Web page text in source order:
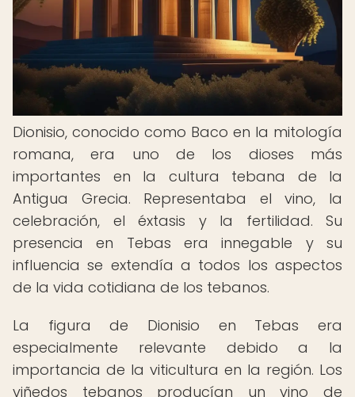
Dionisio, conocido como Baco en la mitología
romana, era uno de los dioses más
importantes en la cultura tebana de la
Antigua Grecia. Representaba el vino, la
celebración, el éxtasis y la fertilidad. Su
presencia en Tebas era innegable y su
influencia se extendía a todos los aspectos
de la vida cotidiana de los tebanos.
La figura de Dionisio en Tebas era
especialmente relevante debido a la
importancia de la viticultura en la región. Los
viñedos tebanos producían un vino de